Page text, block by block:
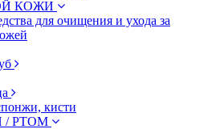
КОЖИ
для очищения и ухода за
кисти
/ РТОМ